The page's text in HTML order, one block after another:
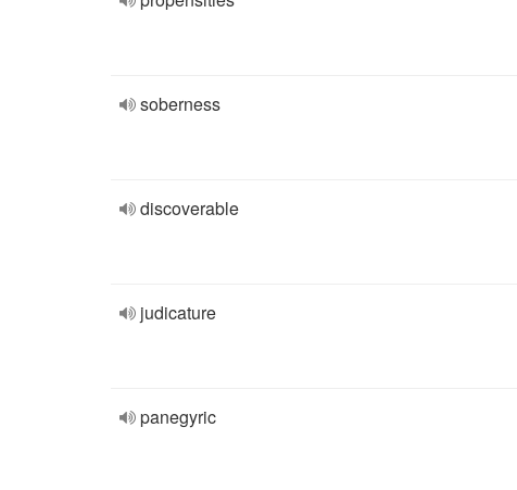
soberness
discoverable
judicature
panegyric